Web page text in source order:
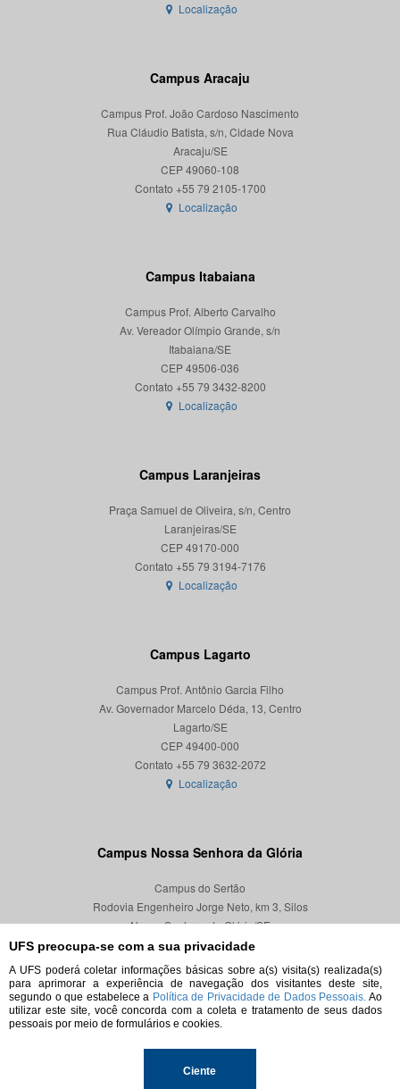
UFS preocupa-se com a sua privacidade
A UFS poderá coletar informações básicas sobre a(s) visita(s) realizada(s)
para aprimorar a experiência de navegação dos visitantes deste site,
segundo o que estabelece a Política de Privacidade de Dados Pessoais. Ao
utilizar este site, você concorda com a coleta e tratamento de seus dados
pessoais por meio de formulários e cookies.
Ciente
Localização
Campus Aracaju
Campus Prof. João Cardoso Nascimento
Rua Cláudio Batista, s/n, Cidade Nova
Aracaju/SE
CEP 49060-108
Localização
Campus Itabaiana
Campus Prof. Alberto Carvalho
Av. Vereador Olímpio Grande, s/n
Itabaiana/SE
CEP 49506-036
Localização
Campus Laranjeiras
Praça Samuel de Oliveira, s/n, Centro
Laranjeiras/SE
CEP 49170-000
Localização
Campus Lagarto
Campus Prof. Antônio Garcia Filho
Av. Governador Marcelo Déda, 13, Centro
Lagarto/SE
CEP 49400-000
Localização
Campus Nossa Senhora da Glória
Campus do Sertão
Rodovia Engenheiro Jorge Neto, km 3, Silos
Nossa Senhora da Glória/SE
CEP 49680-000
Localização
© 2026. Todos os direitos reservados.